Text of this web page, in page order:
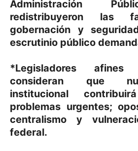
Administración
redistribuyeron las
gobernación y
escrutinio público
*Legisladores
consideran que
institucional
problemas urgentes;
centralismo y
federal.